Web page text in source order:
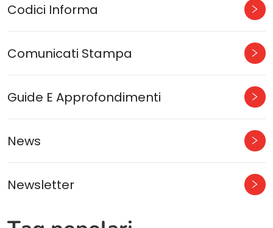
Codici Informa
Comunicati Stampa
Guide E Approfondimenti
News
Newsletter